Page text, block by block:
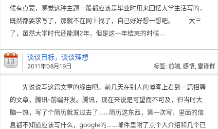
候有点蒙，感觉这种主题一般都应该是毕业时用来回忆大学生活写的，
既然都要求写了，那就不在网上找了，自己好好想一想吧。 大三
了，虽然大学时代还能剩2年，但是这一年结束的时候...
谈谈目标，谈谈理想
2011年08月19日 标签: 前端, 感悟, 雷锋群
先说说写这篇文章的缘由吧。前几天在别人的博客上看到一篇招聘
的文章，腾讯-前端开发。腾讯，现在来说是可望而不可及，但当时大
脑一热，写了个简历就发过去了……简历这东西，第一次写，里面的信
息都不知道应该写什么，google的……邮件里附了点个人介绍和几个已